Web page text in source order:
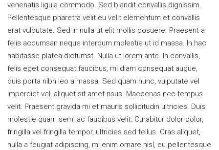
venenatis ligula commodo. Sed blandit convallis dignissim.
Pellentesque pharetra velit eu velit elementum et convallis
erat vulputate. Sed in nulla ut elit mollis posuere. Praesent a
felis accumsan neque interdum molestie ut id massa. In hac
habitasse platea dictumst. Nulla ut lorem ante. In convallis,
felis eget consequat faucibus, mi diam consequat augue,
quis porta nibh leo a massa. Sed quam nunc, vulputate vel
imperdiet vel, aliquet sit amet risus. Maecenas nec tempus
velit. Praesent gravida mi et mauris sollicitudin ultricies. Duis
molestie quam sem, ac faucibus velit. Curabitur dolor dolor,
fringilla vel fringilla tempor, ultricies sed tellus. Cras aliquet,
nulla a feugiat adipiscing, mi enim ornare nisl, eu pellentesque